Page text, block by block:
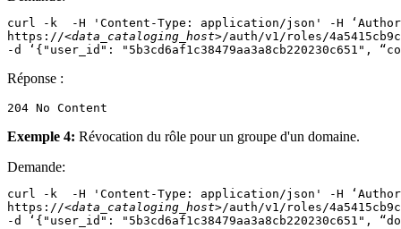
curl -k  -H 'Content-Type: application/json' -H
https://<data_cataloging_host>/auth/v1/roles/
-d ‘{"user_id": "5b3cd6af1c38479aa3a8cb220230c651",
Réponse :
Exemple 4: Révocation du rôle pour un groupe d'un domaine.
Demande:
curl -k  -H 'Content-Type: application/json' -H
https://<data_cataloging_host>/auth/v1/roles/
-d ‘{"user_id": "5b3cd6af1c38479aa3a8cb220230c651",